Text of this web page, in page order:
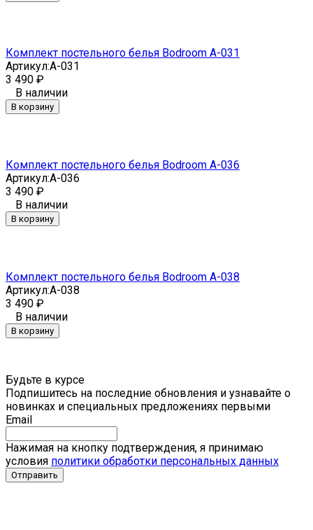
Комплект постельного белья Bodroom A-031
Артикул:A-031
3 490 ₽
В наличии
В корзину
Комплект постельного белья Bodroom A-036
Артикул:A-036
3 490 ₽
В наличии
В корзину
Комплект постельного белья Bodroom A-038
Артикул:A-038
3 490 ₽
В наличии
В корзину
Будьте в курсе
Подпишитесь на последние обновления и узнавайте о
новинках и специальных предложениях первыми
Email
Нажимая на кнопку подтверждения, я принимаю
условия политики обработки персональных данных